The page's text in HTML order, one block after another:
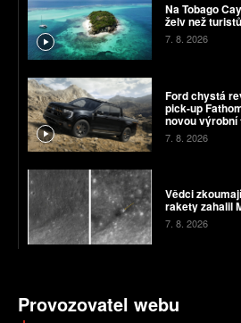
Na Tobago
želv než turistů
7. 8. 2026
Ford chystá
pick-up
novou výrobní
7. 8. 2026
Vědci
rakety zahalil
7. 8. 2026
Provozovatel webu